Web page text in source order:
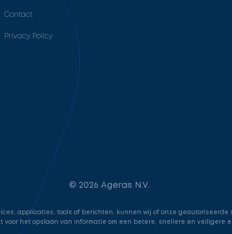
Contact
Privacy Policy
© 2026 Ageras N.V.
applicaties, tools of berichten, kunnen wij of onze
voor het opslaan van informatie om een betere, snellere en veiligere